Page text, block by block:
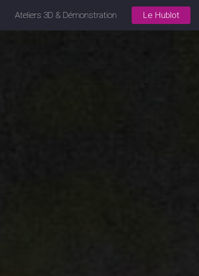
Ateliers 3D & Démonstration Le Hublot